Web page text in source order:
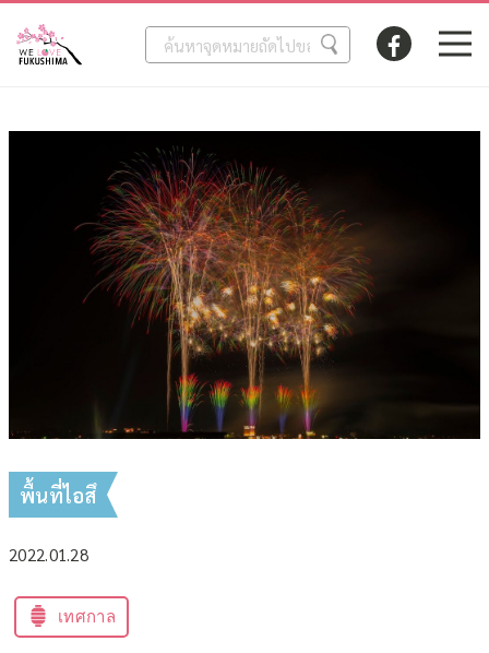
พื้นที่ไอสึ
2022.01.28
เทศกาล